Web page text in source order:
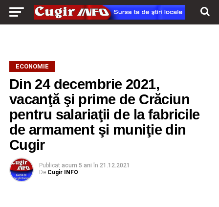
ECONOMIE
Din 24 decembrie 2021,
vacanţă şi prime de Crăciun
pentru salariaţii de la fabricile
de armament şi muniţie din
Cugir
Publicat acum 5 ani în 21.12.2021
De Cugir INFO